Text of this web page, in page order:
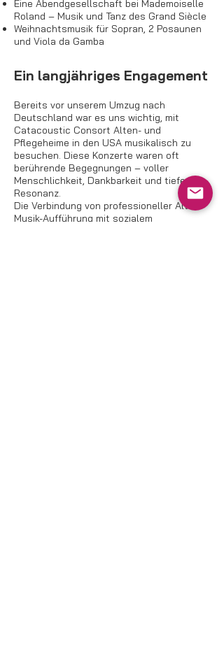
Eine Abendgesellschaft bei Mademoiselle
Roland – Musik und Tanz des Grand Siècle
Weihnachtsmusik für Sopran, 2 Posaunen
und Viola da Gamba
Ein langjähriges Engagement
Bereits vor unserem Umzug nach
Deutschland war es uns wichtig, mit
Catacoustic Consort Alten- und
Pflegeheime in den USA musikalisch zu
besuchen. Diese Konzerte waren oft
berührende Begegnungen – voller
Menschlichkeit, Dankbarkeit und tiefer
Resonanz.
Die Verbindung von professioneller Alte-
Musik-Aufführung mit sozialem